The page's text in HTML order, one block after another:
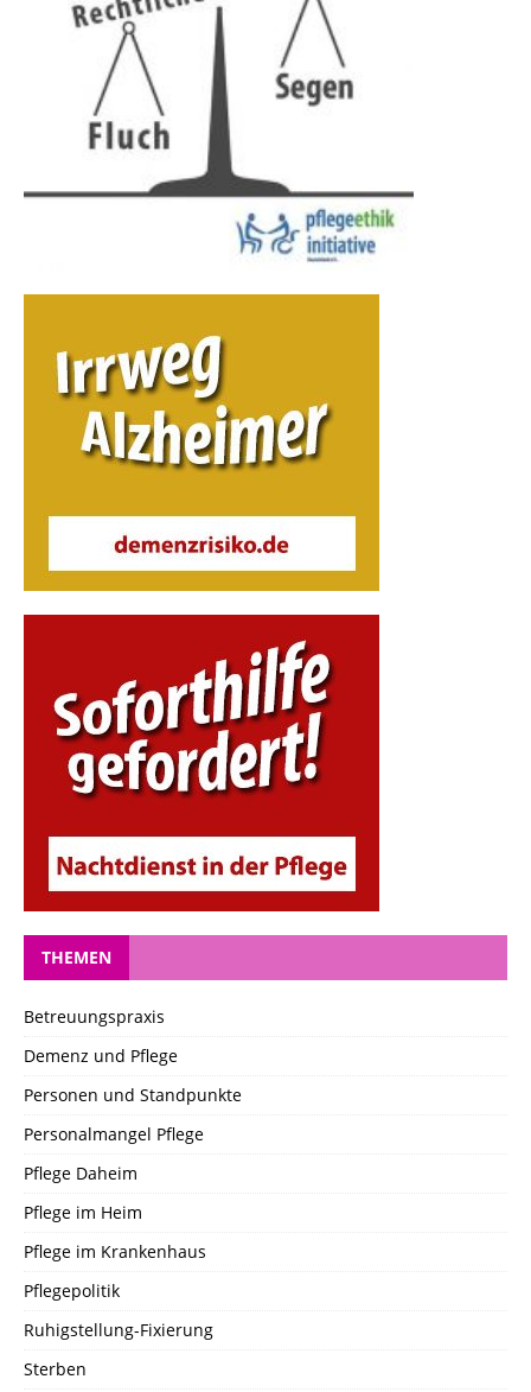
THEMEN
Betreuungspraxis
Demenz und Pflege
Personen und Standpunkte
Personalmangel Pflege
Pflege Daheim
Pflege im Heim
Pflege im Krankenhaus
Pflegepolitik
Ruhigstellung-Fixierung
Sterben